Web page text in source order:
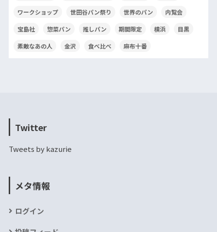
ワークショップ 世田谷パン祭り 世界のパン 内覧会
宝島社 惣菜パン 推しパン 期間限定 横浜 目黒
素敵なあの人 金沢 食べ比べ 麻布十番
Twitter
Tweets by kazurie
メタ情報
ログイン